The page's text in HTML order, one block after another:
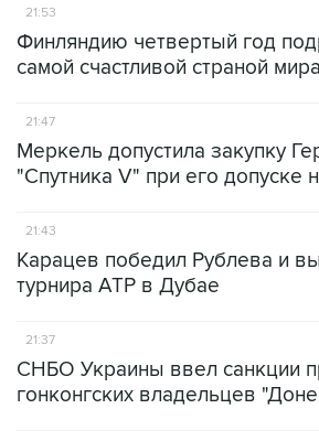
21:53
Финляндию четвертый год
самой счастливой страной мира
21:47
Меркель допустила закупку
"Спутника V" при его допуске
21:43
Карацев победил Рублева и
турнира ATP в Дубае
21:37
СНБО Украины ввел санкции
гонконгских владельцев